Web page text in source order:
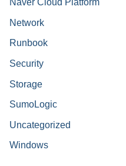
Naver Cloud Platform
Network
Runbook
Security
Storage
SumoLogic
Uncategorized
Windows